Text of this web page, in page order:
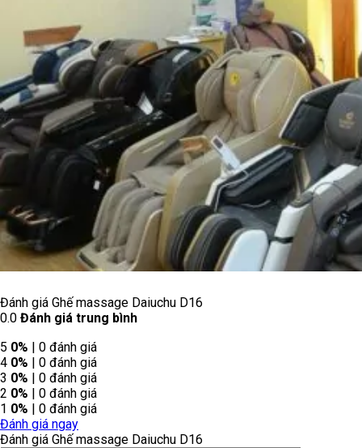
Đánh giá Ghế massage Daiuchu D16
0.0 Đánh giá trung bình
5 0% | 0 đánh giá
4 0% | 0 đánh giá
3 0% | 0 đánh giá
2 0% | 0 đánh giá
1 0% | 0 đánh giá
Đánh giá ngay
Đánh giá Ghế massage Daiuchu D16